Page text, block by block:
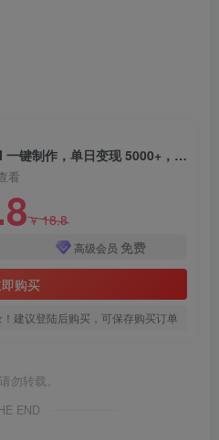
纯原创美女 AI 壁纸玩法，AI 一键制作，单日变现 5000+，纯小白一看就会！
看
￥18.8
高级会员 免费
购买
建议登陆后购买，可保存购买订单
勿转载。
END